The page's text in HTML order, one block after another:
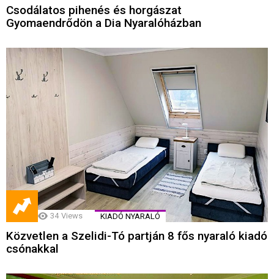
Csodálatos pihenés és horgászat
Gyomaendrődön a Dia Nyaralóházban
34 Views KIADÓ NYARALÓ
Közvetlen a Szelidi-Tó partján 8 fős nyaraló kiadó
csónakkal